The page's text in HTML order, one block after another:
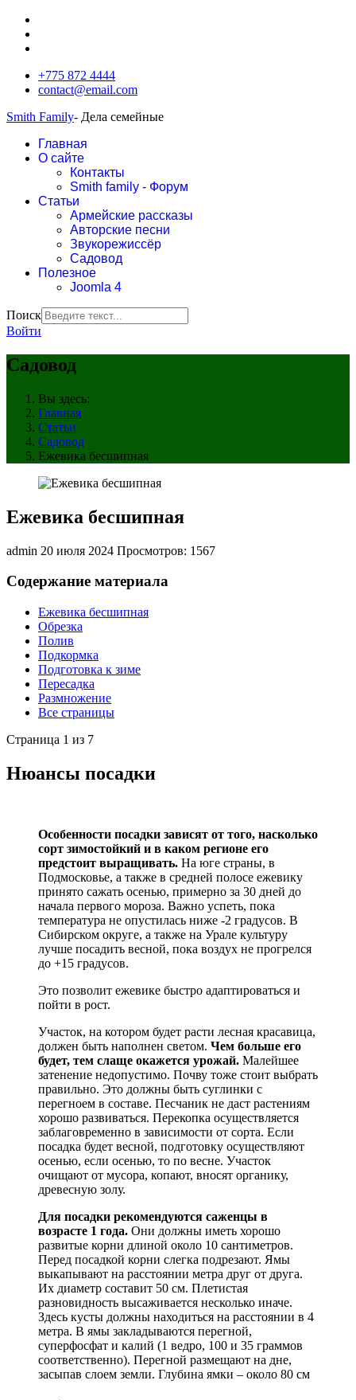
+775 872 4444
contact@email.com
Smith Family- Дела семейные
Главная
О сайте
Контакты
Smith family - Форум
Статьи
Армейские рассказы
Авторские песни
Звукорежиссёр
Садовод
Полезное
Joomla 4
Поиск
Войти
Садовод
Вы здесь:
Главная
Статьи
Садовод
Ежевика бесшипная
Ежевика бесшипная
admin 20 июля 2024 Просмотров: 1567
Содержание материала
Ежевика бесшипная
Обрезка
Полив
Подкормка
Подготовка к зиме
Пересадка
Размножение
Все страницы
Страница 1 из 7
Нюансы посадки
Особенности посадки зависят от того, насколько
сорт зимостойкий и в каком регионе его
предстоит выращивать. На юге страны, в
Подмосковье, а также в средней полосе ежевику
принято сажать осенью, примерно за 30 дней до
начала первого мороза. Важно успеть, пока
температура не опустилась ниже -2 градусов. В
Сибирском округе, а также на Урале культуру
лучше посадить весной, пока воздух не прогрелся
до +15 градусов.
Это позволит ежевике быстро адаптироваться и
пойти в рост.
Участок, на котором будет расти лесная красавица,
должен быть наполнен светом. Чем больше его
будет, тем слаще окажется урожай. Малейшее
затенение недопустимо. Почву тоже стоит выбрать
правильно. Это должны быть суглинки с
перегноем в составе. Песчаник не даст растениям
хорошо развиваться. Перекопка осуществляется
заблаговременно в зависимости от сорта. Если
посадка будет весной, подготовку осуществляют
осенью, если осенью, то по весне. Участок
очищают от мусора, копают, вносят органику,
древесную золу.
Для посадки рекомендуются саженцы в
возрасте 1 года. Они должны иметь хорошо
развитые корни длиной около 10 сантиметров.
Перед посадкой корни слегка подрезают. Ямы
выкапывают на расстоянии метра друг от друга.
Их диаметр составит 50 см. Плетистая
разновидность высаживается несколько иначе.
Здесь кусты должны находиться на расстоянии в 4
метра. В ямы закладываются перегной,
суперфосфат и калий (1 ведро, 100 и 35 граммов
соответственно). Перегной размещают на дне,
засыпав слоем земли. Глубина ямки – около 80 см